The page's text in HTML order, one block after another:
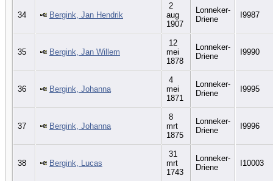
34 Bergink, Jan Hendrik
2
aug
1907
Lonneker-
Driene
I9987
35 Bergink, Jan Willem
12
mei
1878
Lonneker-
Driene
I9990
36 Bergink, Johanna
4
mei
1871
Lonneker-
Driene
I9995
37 Bergink, Johanna
8
mrt
1875
Lonneker-
Driene
I9996
38 Bergink, Lucas
31
mrt
1743
Lonneker-
Driene
I10003